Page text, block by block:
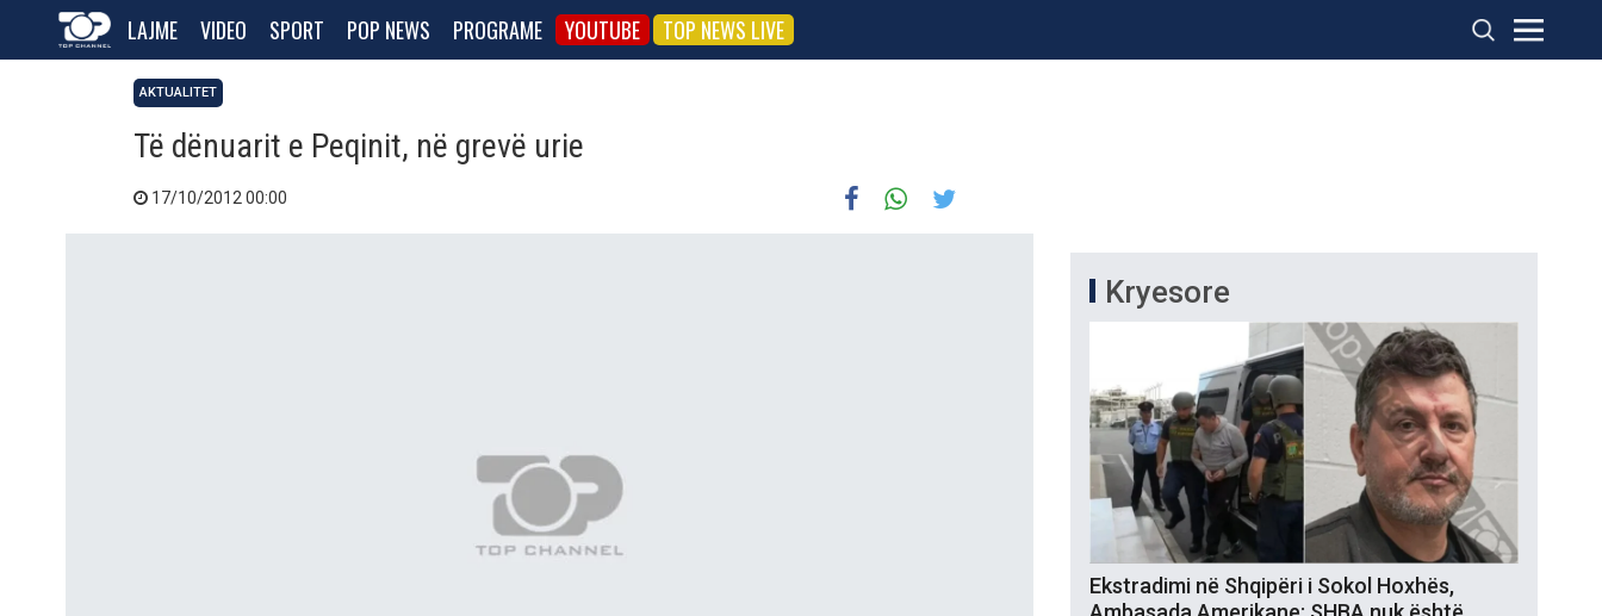
LAJME VIDEO SPORT POP NEWS PROGRAME YOUTUBE TOP NEWS LIVE
AKTUALITET
Të dënuarit e Peqinit, në grevë urie
17/10/2012 00:00
Kryesore
Ekstradimi në Shqipëri i Sokol Hoxhës,